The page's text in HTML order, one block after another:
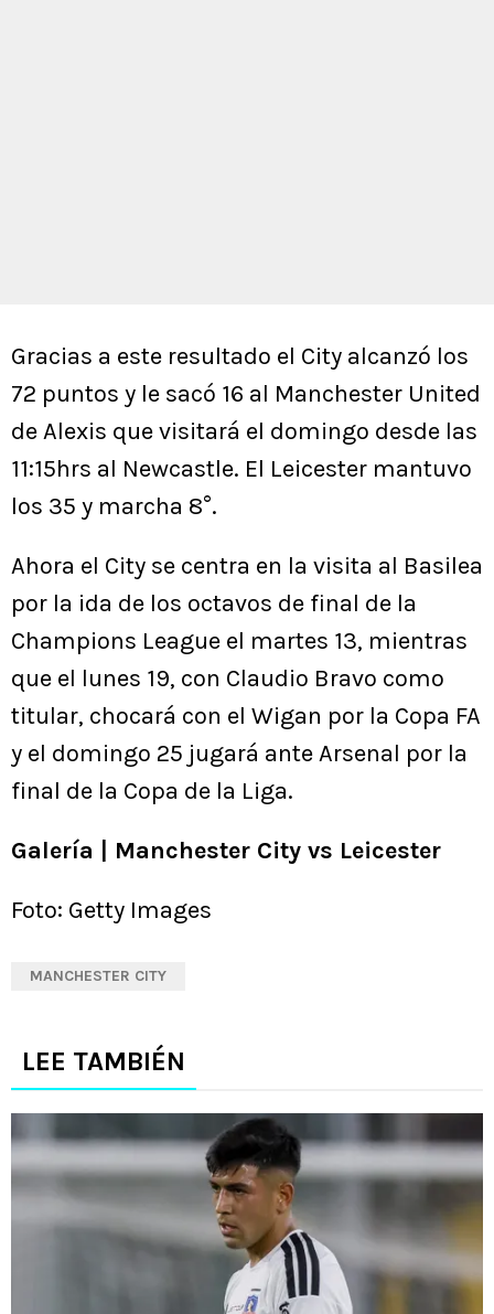
Gracias a este resultado el City alcanzó los
72 puntos y le sacó 16 al Manchester United
de Alexis que visitará el domingo desde las
11:15hrs al Newcastle. El Leicester mantuvo
los 35 y marcha 8°.
Ahora el City se centra en la visita al Basilea
por la ida de los octavos de final de la
Champions League el martes 13, mientras
que el lunes 19, con Claudio Bravo como
titular, chocará con el Wigan por la Copa FA
y el domingo 25 jugará ante Arsenal por la
final de la Copa de la Liga.
Galería | Manchester City vs Leicester
Foto: Getty Images
MANCHESTER CITY
LEE TAMBIÉN